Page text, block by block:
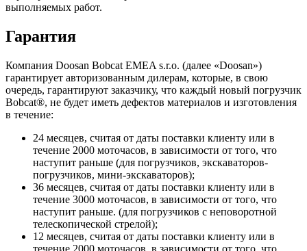
выполняемых работ.
Гарантия
Компания Doosan Bobcat EMEA s.r.o. (далее «Doosan»)
гарантирует авторизованным дилерам, которые, в свою
очередь, гарантируют заказчику, что каждый новый погрузчик
Bobcat®, не будет иметь дефектов материалов и изготовления
в течение:
24 месяцев, считая от даты поставки клиенту или в
течение 2000 моточасов, в зависимости от того, что
наступит раньше (для погрузчиков, экскаваторов-
погрузчиков, мини-экскаваторов);
36 месяцев, считая от даты поставки клиенту или в
течение 3000 моточасов, в зависимости от того, что
наступит раньше. (для погрузчиков с неповоротной
телескопической стрелой);
12 месяцев, считая от даты поставки клиенту или в
течение 2000 моточасов, в зависимости от того, что